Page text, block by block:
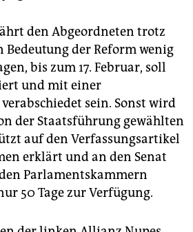
den Abgeordneten trotz
Bedeutung der Reform wenig
bis zum 17. Februar, soll
und mit einer
sein. Sonst wird
der Staatsführung gewählten
auf den Verfassungsartikel
erklärt und an den Senat
Parlamentskammern
50 Tage zur Verfügung.